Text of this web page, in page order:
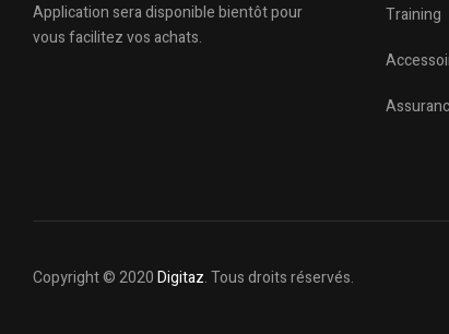
Application sera disponible bientôt pour
vous facilitez vos achats.
Training
Copyright © 2020Digitaz. Tous droits réservés.